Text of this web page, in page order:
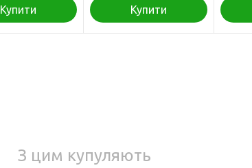
Купити Купити
З цим купуляють